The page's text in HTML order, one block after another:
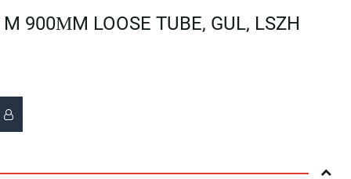
900ΜM LOOSE TUBE, GUL, LSZH